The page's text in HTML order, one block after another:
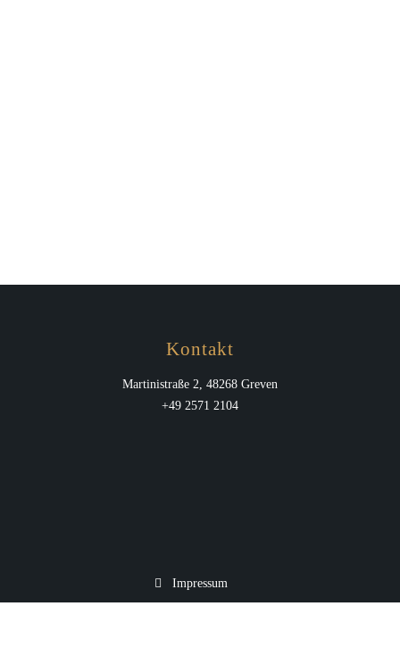
Kontakt
Martinistraße 2, 48268 Greven
+49 2571 2104
Impressum